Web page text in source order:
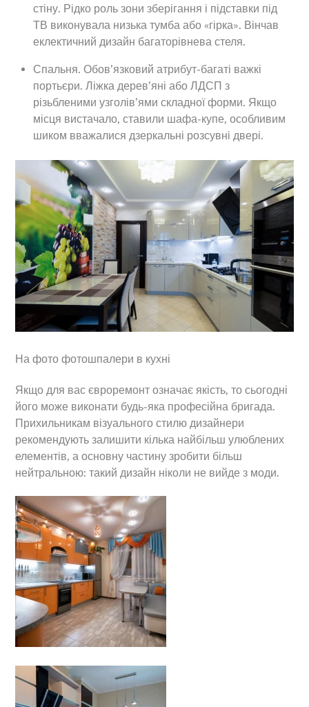
стіну. Рідко роль зони зберігання і підставки під
ТВ виконувала низька тумба або «гірка». Вінчав
еклектичний дизайн багаторівнева стеля.
Спальня. Обов’язковий атрибут-багаті важкі
портьєри. Ліжка дерев’яні або ЛДСП з
різьбленими узголів’ями складної форми. Якщо
місця вистачало, ставили шафа-купе, особливим
шиком вважалися дзеркальні розсувні двері.
На фото фотошпалери в кухні
Якщо для вас євроремонт означає якість, то сьогодні
його може виконати будь-яка професійна бригада.
Прихильникам візуального стилю дизайнери
рекомендують залишити кілька найбільш улюблених
елементів, а основну частину зробити більш
нейтральною: такий дизайн ніколи не вийде з моди.